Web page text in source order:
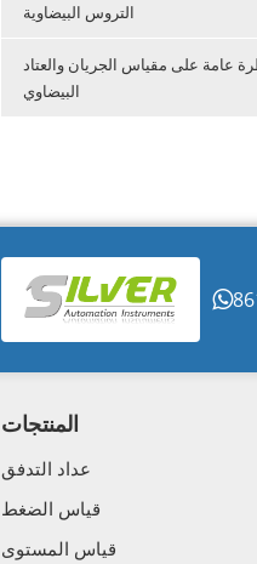
التروس البيضاوية
عامة على مقياس الجريان والعتاد
البيضاوي
المنتجات
عداد التدفق
قياس الضغط
قياس المستوى